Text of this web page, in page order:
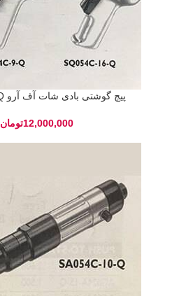
پیچ گوشتی بادی شات آف آرو SQ054C24Q
تومان